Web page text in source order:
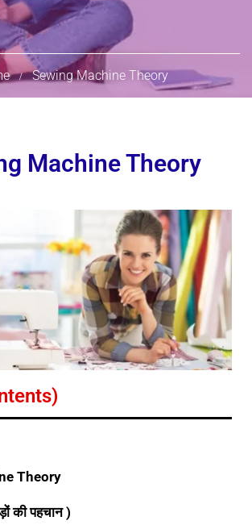
Sewing Machine Theory
Machine Theory
Theory
की पहचान )